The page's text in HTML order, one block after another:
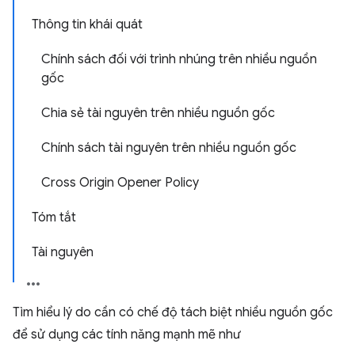
Thông tin khái quát
Chính sách đối với trình nhúng trên nhiều nguồn
gốc
Chia sẻ tài nguyên trên nhiều nguồn gốc
Chính sách tài nguyên trên nhiều nguồn gốc
Cross Origin Opener Policy
Tóm tắt
Tài nguyên
Tìm hiểu lý do cần có chế độ tách biệt nhiều nguồn gốc
để sử dụng các tính năng mạnh mẽ như